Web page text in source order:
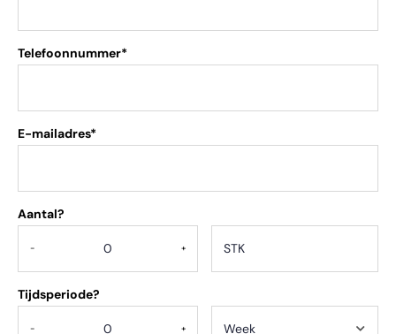
Telefoonnummer*
E-mailadres*
Aantal?
- +
Tijdsperiode?
- +